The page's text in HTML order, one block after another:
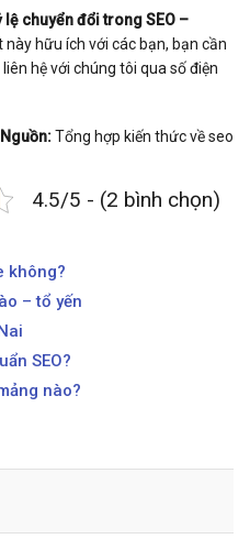
lệ chuyển đổi trong SEO –
này hữu ích với các bạn, bạn cần
hệ với chúng tôi qua số điện
Nguồn:Tổng hợp kiến thức về seo
4.5/5 - (2 bình chọn)
không?
– tổ yến
SEO?
nào?